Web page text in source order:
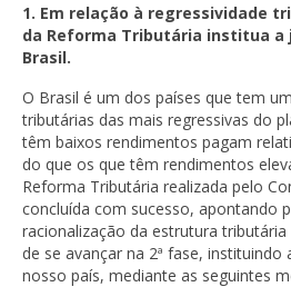
1. Em relação à regressividade
da Reforma Tributária institua
Brasil.
O Brasil é um dos países que tem
tributárias das mais regressivas do
têm baixos rendimentos pagam
do que os que têm rendimentos
Reforma Tributária realizada pelo
concluída com sucesso, apontando
racionalização da estrutura
de se avançar na 2ª fase,
nosso país, mediante as seguintes